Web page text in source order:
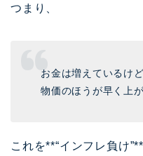
つまり、
お金は増えているけど
物価のほうが早く上
これを**“インフレ負け